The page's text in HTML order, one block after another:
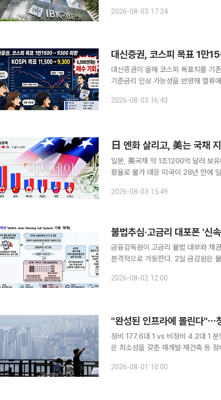
밝혔다. 이번 상품은 금리 상승기에
2026-08-03 17:34
대신증권, 코스피 목표 1
대신증권이 올해 코스피 목표치를
기준금리 인상 가능성을 반영해 밸류
라고 진단했다. 이경민 대신
2026-08-03 16:43
日 엔화 살리고, 美는 국채
일본, 美국채 약 1조1200억 달러 보
환율로 물가 대응 미국이 28년 만에 일본과 손잡고 엔화 방어에 나선 배경에는 동맹국 지원만이 아
본 금융기관의 미 국채 매도로 이어질
2026-08-03 15:49
불법추심·고금리 대포폰 '신
금융감독원이 고금리 불법 대부와 채
본격적으로 가동한다. 2일 금감원은 불법사금융업자가 사용하는 대포폰의 통화 시도를 미리 차단하
전화번호 이용중지 대상이 고금리 대
2026-08-02 12:00
"완성된 인프라에 몰린다"⋯
정비 177.6대 1 vs 비정비 4.2대 1 분양 시장의 극심한 양극화 속에서도 완성된 생활 인프라와 높
은 희소성을 갖춘 재개발·재건축 등
질 전망이다. 1일 부동산114에
2026-08-01 10:00